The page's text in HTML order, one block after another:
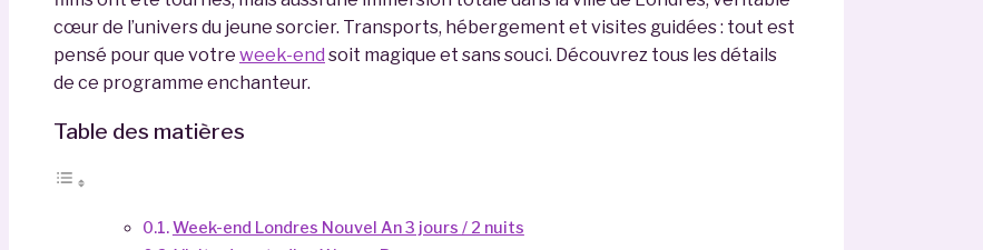
cœur de l’univers du jeune sorcier. Transports, hébergement et visites guidées : tout est
pensé pour que votre week-end soit magique et sans souci. Découvrez tous les détails
de ce programme enchanteur.
Table des matières
Week-end Londres Nouvel An 3 jours / 2 nuits